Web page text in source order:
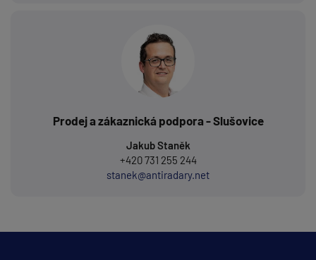
Prodej a zákaznická podpora - Slušovice
Jakub Staněk
+420 731 255 244
stanek@antiradary.net